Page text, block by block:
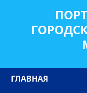
ГЛАВНАЯ